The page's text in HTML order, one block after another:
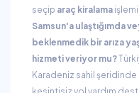
seçip araç kiralama
Samsun'a ulaştığımda
beklenmedik bir arıza
hizmeti veriyor mu?
Karadeniz sahil